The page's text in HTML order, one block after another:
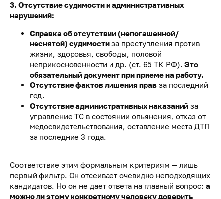
3. Отсутствие судимости и административных
нарушений:
Справка об отсутствии (непогашенной/
неснятой) судимости за преступления против
жизни, здоровья, свободы, половой
неприкосновенности и др. (ст. 65 ТК РФ). Это
обязательный документ при приеме на работу.
Отсутствие фактов лишения прав за последний
год.
Отсутствие административных наказаний за
управление ТС в состоянии опьянения, отказ от
медосвидетельствования, оставление места ДТП
за последние 3 года.
Соответствие этим формальным критериям — лишь
первый фильтр. Он отсеивает очевидно неподходящих
кандидатов. Но он не дает ответа на главный вопрос: а
можно ли этому конкретному человеку доверить